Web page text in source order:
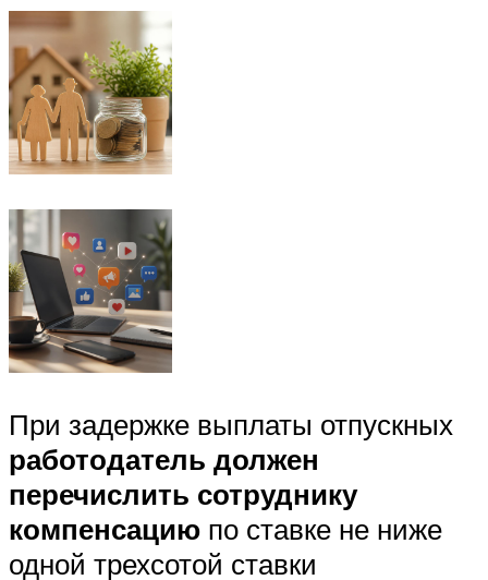
При задержке выплаты отпускных
работодатель должен
перечислить сотруднику
компенсацию по ставке не ниже
одной трехсотой ставки